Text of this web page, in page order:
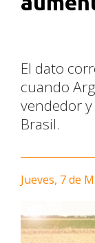
El dato
cuando
vendedor
Brasil.
Jueves, 7 de